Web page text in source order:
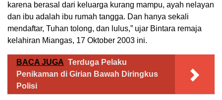
karena berasal dari keluarga kurang mampu, ayah nelayan
dan ibu adalah ibu rumah tangga. Dan hanya sekali
mendaftar, Tuhan tolong, dan lulus,” ujar Bintara remaja
kelahiran Miangas, 17 Oktober 2003 ini.
BACA JUGA Terduga Pelaku
Penikaman di Girian Bawah Diringkus
Polisi